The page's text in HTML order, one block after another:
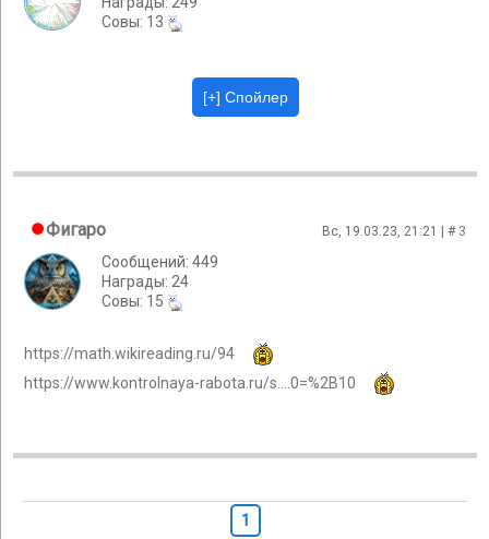
Cовы: 13
Фигаро Вс, 19.03.23, 21:21 | # 3
Сообщений: 449
Награды: 24
Cовы: 15
https://math.wikireading.ru/94
https://www.kontrolnaya-rabota.ru/s....0=%2B10
1